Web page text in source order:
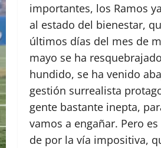
importantes, los Ramos
al estado del bienestar,
últimos días del mes de
mayo se ha
hundido, se ha venido
gestión surrealista
gente bastante inepta,
vamos a engañar. Pero
de por la vía impositiva,